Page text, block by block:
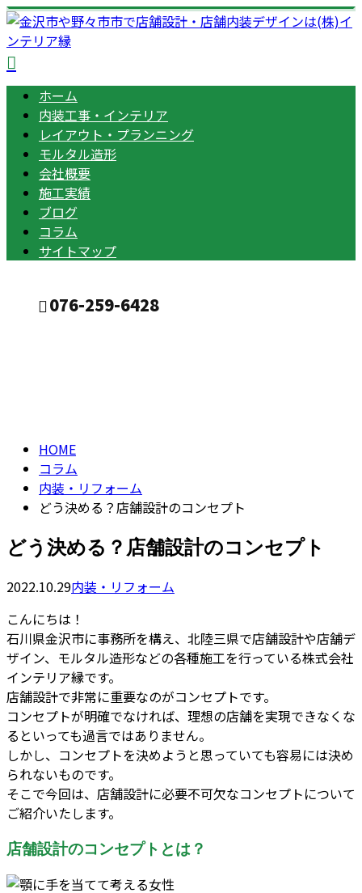
ホーム
内装工事・インテリア
レイアウト・プランニング
モルタル造形
会社概要
施工実績
ブログ
コラム
サイトマップ
076-259-6428
HOME
コラム
内装・リフォーム
どう決める？店舗設計のコンセプト
どう決める？店舗設計のコンセプト
2022.10.29内装・リフォーム
こんにちは！
石川県金沢市に事務所を構え、北陸三県で店舗設計や店舗デ
ザイン、モルタル造形などの各種施工を行っている株式会社
インテリア縁です。
店舗設計で非常に重要なのがコンセプトです。
コンセプトが明確でなければ、理想の店舗を実現できなくな
るといっても過言ではありません。
しかし、コンセプトを決めようと思っていても容易には決め
られないものです。
そこで今回は、店舗設計に必要不可欠なコンセプトについて
ご紹介いたします。
店舗設計のコンセプトとは？